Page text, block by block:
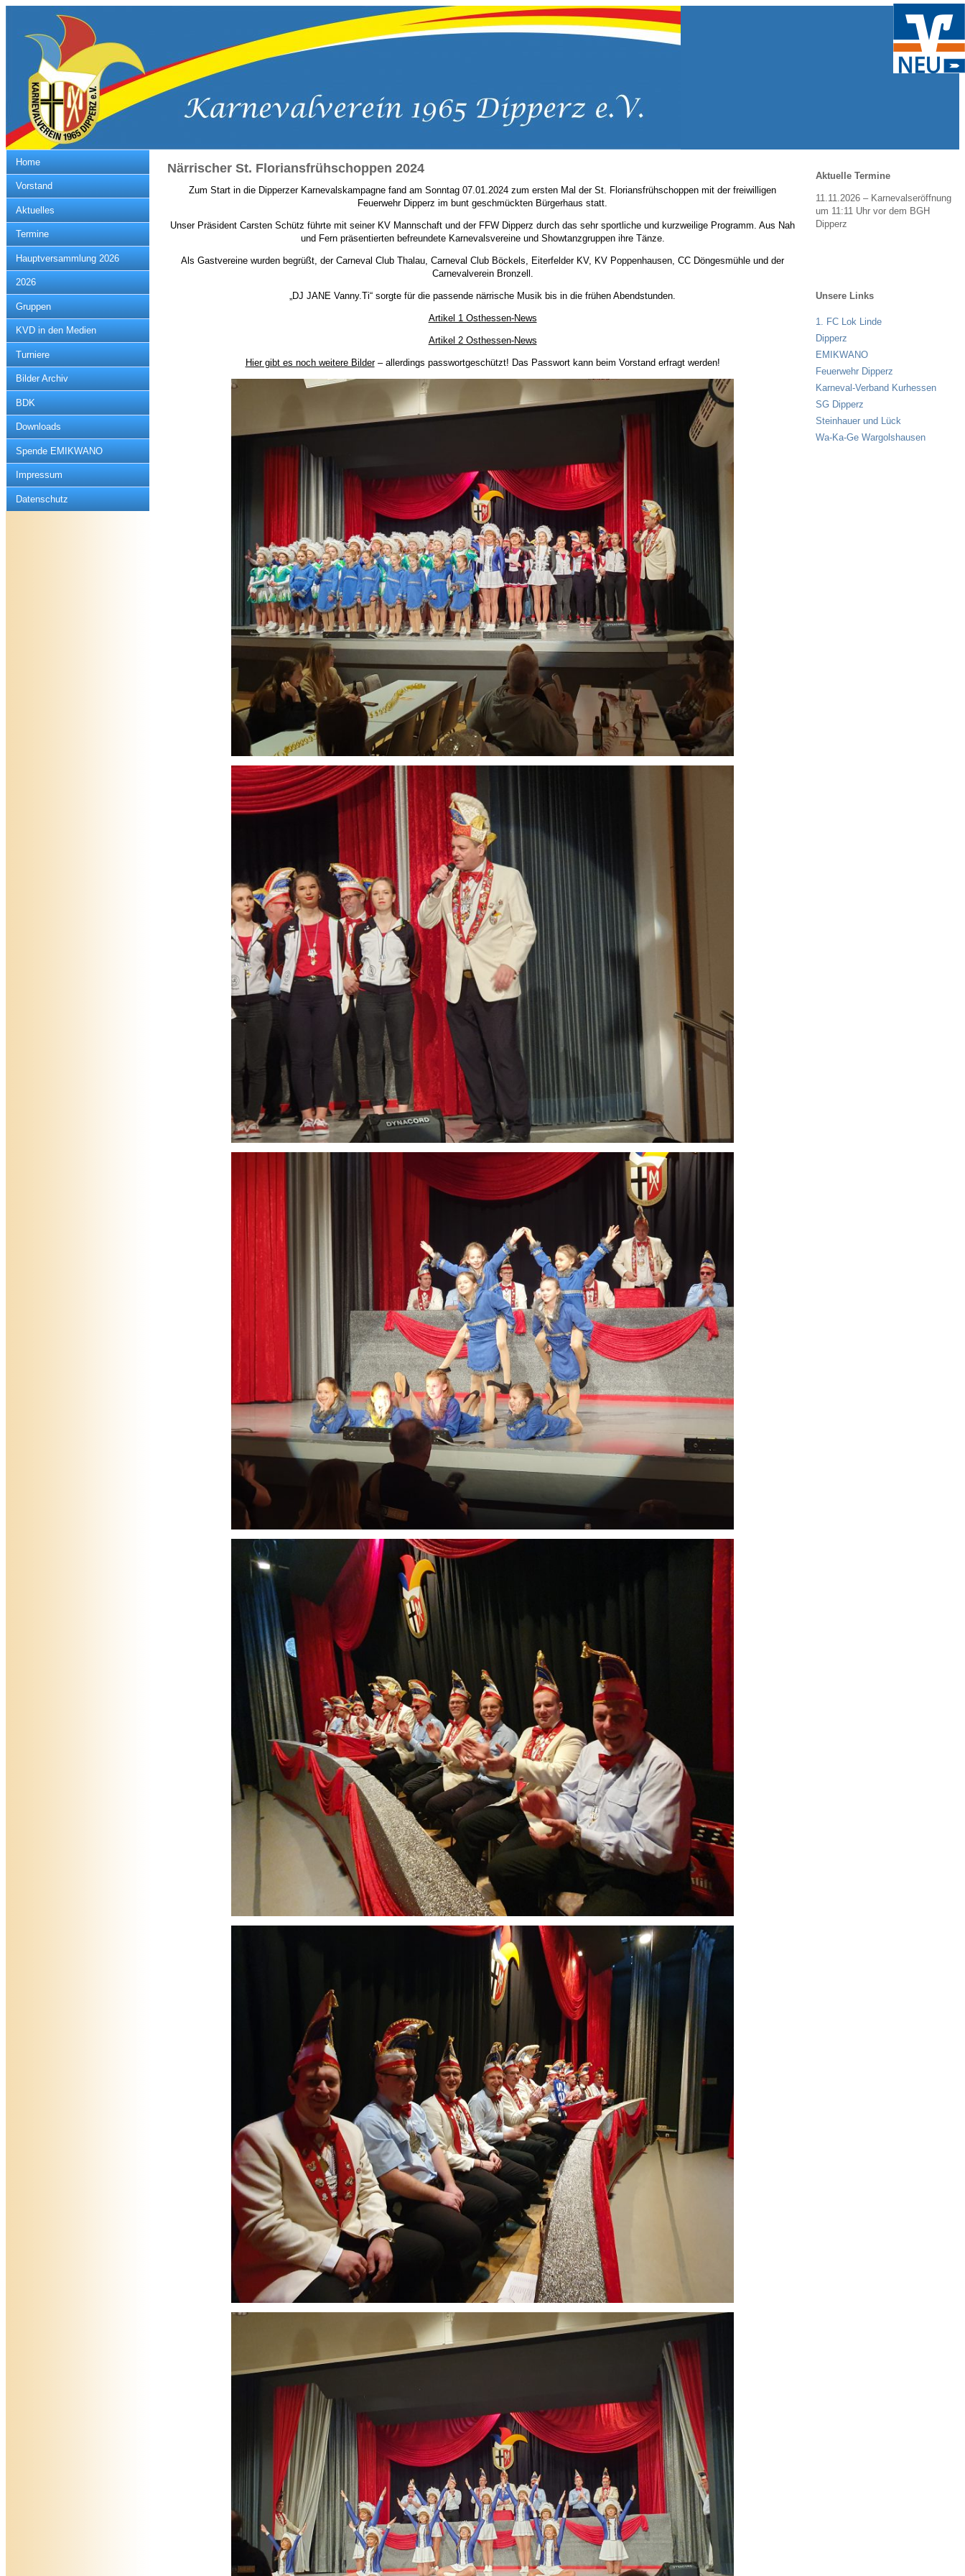
Home
Vorstand
Aktuelles
Termine
Hauptversammlung 2026
2026
Gruppen
KVD in den Medien
Turniere
Bilder Archiv
BDK
Downloads
Spende EMIKWANO
Impressum
Datenschutz
Aktuelle Termine
11.11.2026 – Karnevalseröffnung
um 11:11 Uhr vor dem BGH
Dipperz
Unsere Links
1. FC Lok Linde
Dipperz
EMIKWANO
Feuerwehr Dipperz
Karneval-Verband Kurhessen
SG Dipperz
Steinhauer und Lück
Wa-Ka-Ge Wargolshausen
Närrischer St. Floriansfrühschoppen 2024
Zum Start in die Dipperzer Karnevalskampagne fand am Sonntag 07.01.2024 zum ersten Mal der St. Floriansfrühschoppen mit der freiwilligen
Feuerwehr Dipperz im bunt geschmückten Bürgerhaus statt.
Unser Präsident Carsten Schütz führte mit seiner KV Mannschaft und der FFW Dipperz durch das sehr sportliche und kurzweilige Programm. Aus Nah
und Fern präsentierten befreundete Karnevalsvereine und Showtanzgruppen ihre Tänze.
Als Gastvereine wurden begrüßt, der Carneval Club Thalau, Carneval Club Böckels, Eiterfelder KV, KV Poppenhausen, CC Döngesmühle und der
Carnevalverein Bronzell.
„DJ JANE Vanny.Ti“ sorgte für die passende närrische Musik bis in die frühen Abendstunden.
Artikel 1 Osthessen-News
Artikel 2 Osthessen-News
Hier gibt es noch weitere Bilder– allerdings passwortgeschützt! Das Passwort kann beim Vorstand erfragt werden!